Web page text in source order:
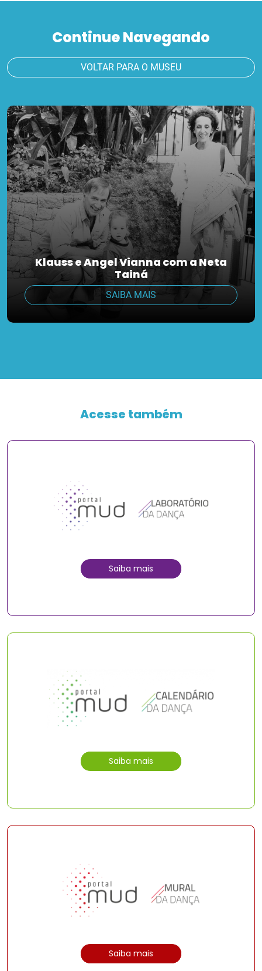
Continue Navegando
VOLTAR PARA O MUSEU
Klauss e Angel Vianna com a Neta
Tainá
SAIBA MAIS
Acesse também
Saiba mais
Saiba mais
Saiba mais